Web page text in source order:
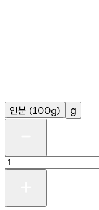
인분 (100g) g